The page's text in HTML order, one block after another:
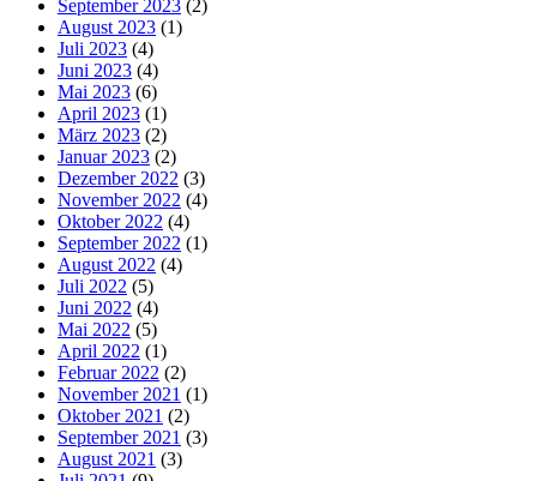
September 2023 (2)
August 2023 (1)
Juli 2023 (4)
Juni 2023 (4)
Mai 2023 (6)
April 2023 (1)
März 2023 (2)
Januar 2023 (2)
Dezember 2022 (3)
November 2022 (4)
Oktober 2022 (4)
September 2022 (1)
August 2022 (4)
Juli 2022 (5)
Juni 2022 (4)
Mai 2022 (5)
April 2022 (1)
Februar 2022 (2)
November 2021 (1)
Oktober 2021 (2)
September 2021 (3)
August 2021 (3)